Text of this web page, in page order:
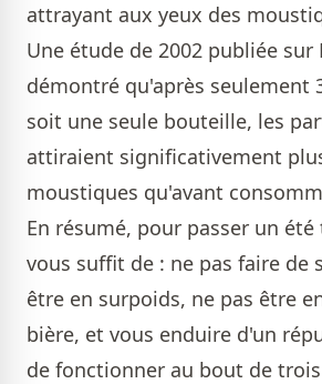
attrayant aux yeux des
Une étude de 2002 publiée sur
démontré qu'après seulement
soit une seule bouteille, les
attiraient significativement
moustiques qu'avant
En résumé, pour passer un
vous suffit de : ne pas faire de
être en surpoids, ne pas être
bière, et vous enduire d'un
de fonctionner au bout de